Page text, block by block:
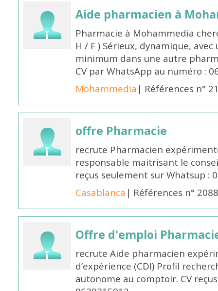
Aide pharmacien à
Pharmacie à Mohammedia
H / F ) Sérieux, dynamique,
minimum dans une autre
CV par WhatsApp au numéro :
Mohammedia | Références n°
offre Pharmacie
recrute Pharmacien
responsable maitrisant le
reçus seulement sur Whatsup :
Casablanca | Références n°
Offre d'emploi
recrute Aide pharmacien
d’expérience (CDI) Profil
autonome au comptoir. CV